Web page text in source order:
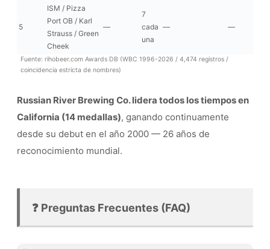
5
ISM / Pizza
Port OB / Karl
Strauss / Green
Cheek
—
7
cada
una
— —
Fuente: rihobeer.com Awards DB (WBC 1996-2026 / 4,474 registros /
coincidencia estricta de nombres)
Russian River Brewing Co. lidera todos los tiempos en
California (14 medallas), ganando continuamente
desde su debut en el año 2000 — 26 años de
reconocimiento mundial.
❓ Preguntas Frecuentes (FAQ)